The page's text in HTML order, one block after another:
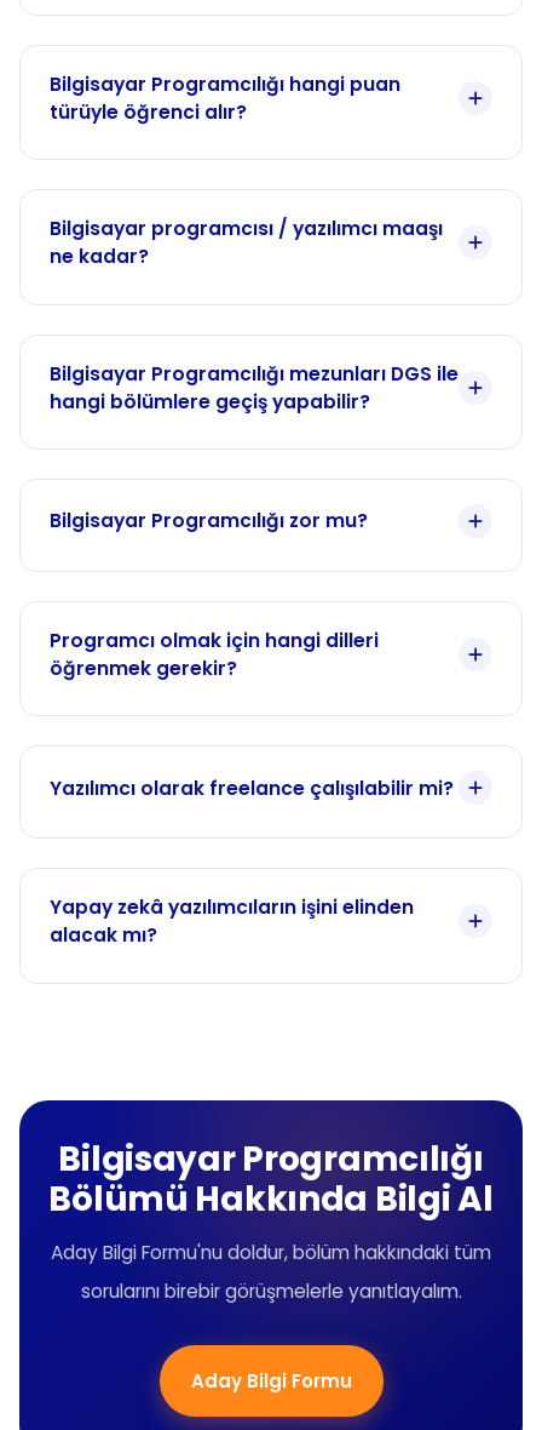
Bilgisayar Programcılığı hangi puan
türüyle öğrenci alır?
Bilgisayar programcısı / yazılımcı maaşı
ne kadar?
Bilgisayar Programcılığı mezunları DGS ile
hangi bölümlere geçiş yapabilir?
Bilgisayar Programcılığı zor mu?
Programcı olmak için hangi dilleri
öğrenmek gerekir?
Yazılımcı olarak freelance çalışılabilir mi?
Yapay zekâ yazılımcıların işini elinden
alacak mı?
Bilgisayar Programcılığı
Bölümü Hakkında Bilgi Al
Aday Bilgi Formu'nu doldur, bölüm hakkındaki tüm
sorularını birebir görüşmelerle yanıtlayalım.
Aday Bilgi Formu